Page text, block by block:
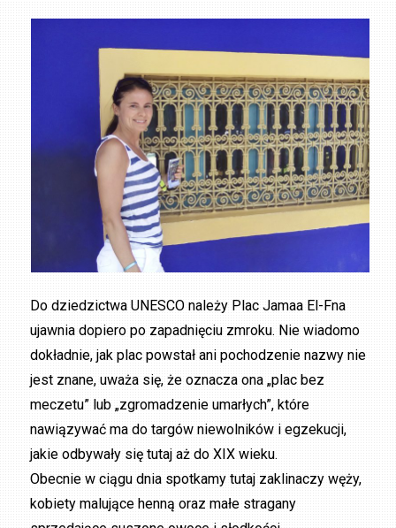
Do dziedzictwa UNESCO należy Plac Jamaa El-Fna
ujawnia dopiero po zapadnięciu zmroku. Nie wiadomo
dokładnie, jak plac powstał ani pochodzenie nazwy nie
jest znane, uważa się, że oznacza ona „plac bez
meczetu” lub „zgromadzenie umarłych”, które
nawiązywać ma do targów niewolników i egzekucji,
jakie odbywały się tutaj aż do XIX wieku.
Obecnie w ciągu dnia spotkamy tutaj zaklinaczy węży,
kobiety malujące henną oraz małe stragany